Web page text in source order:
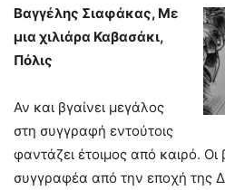
Βαγγέλης Σιαφάκας, Με
μια χιλιάρα Καβασάκι,
Πόλις
Αν και βγαίνει μεγάλος
στη συγγραφή εντούτοις
φαντάζει έτοιμος από καιρό. Οι
συγγραφέα από την εποχή της